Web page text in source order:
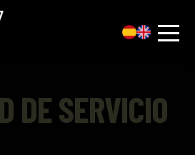
DE SERVICIO